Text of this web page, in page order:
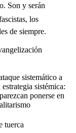
Son y serán
los
de siempre.
sistemático a
sistémica:
ponerse en
tuerca